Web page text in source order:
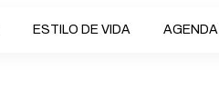
ESTILO DE VIDA AGENDA